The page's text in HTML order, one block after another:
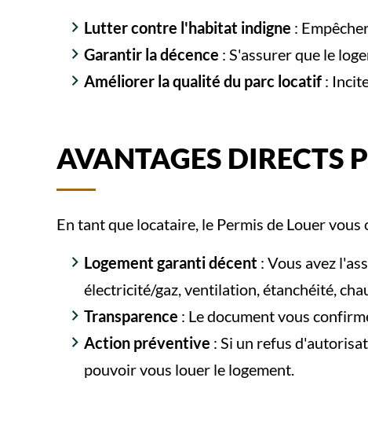
Lutter contre l'habitat indigne :
Garantir la décence : S'assurer que le
Améliorer la qualité du parc locatif :
AVANTAGES DIRECTS
En tant que locataire, le Permis de Louer
Logement garanti décent : Vous avez
électricité/gaz, ventilation, étanchéité,
Transparence : Le document vous
Action préventive : Si un refus
pouvoir vous louer le logement.